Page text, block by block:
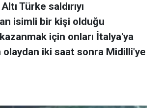
Türke saldırıyı
isimli bir kişi olduğu
için onları İtalya'ya
iki saat sonra Midilli'ye